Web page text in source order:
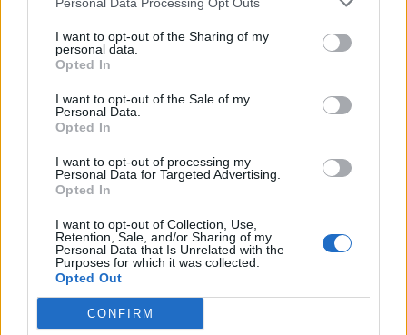
I want to opt-out of the Sharing of my
personal data.
Opted In
I want to opt-out of the Sale of my
Personal Data.
Opted In
I want to opt-out of processing my
Personal Data for Targeted Advertising.
Opted In
I want to opt-out of Collection, Use,
Retention, Sale, and/or Sharing of my
Personal Data that Is Unrelated with the
Purposes for which it was collected.
Opted Out
CONFIRM
România pe Primul Loc (Ponta)
Arhiva sondajelor